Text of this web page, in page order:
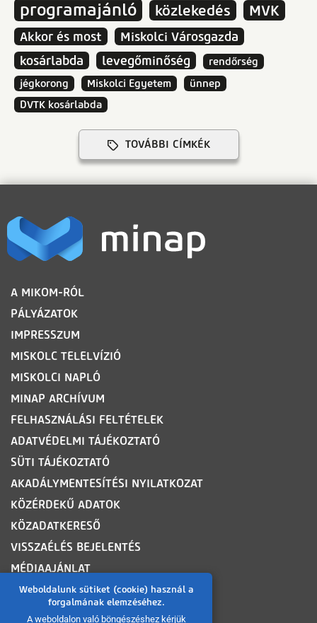
Weboldalunk sütiket (cookie) használ a
forgalmának elemzéséhez.
A weboldalon való böngészéshez kérjük
programajánló
közlekedés MVK
Akkor és most
Miskolci Városgazda
kosárlabda
levegőminőség
rendőrség
jégkorong
Miskolci Egyetem
ünnep
DVTK kosárlabda
TOVÁBBI CÍMKÉK
LÁBLÉC
A MIKOM-RÓL
PÁLYÁZATOK
IMPRESSZUM
MISKOLC TELELVÍZIÓ
MISKOLCI NAPLÓ
MINAP ARCHÍVUM
FELHASZNÁLÁSI FELTÉTELEK
ADATVÉDELMI TÁJÉKOZTATÓ
SÜTI TÁJÉKOZTATÓ
AKADÁLYMENTESÍTÉSI NYILATKOZAT
KÖZÉRDEKŰ ADATOK
KÖZADATKERESŐ
VISSZAÉLÉS BEJELENTÉS
MÉDIAAJÁNLAT
OLDALTÉRKÉP